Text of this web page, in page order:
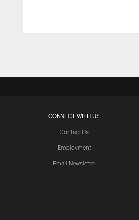
CONNECT WITH US
Contact Us
Employment
Email Newsletter